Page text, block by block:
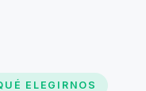
ELEGIRNOS